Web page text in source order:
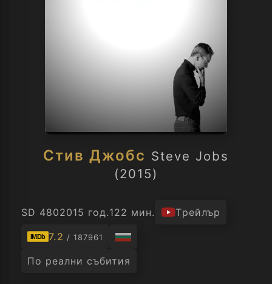
Стив Джобс Steve Jobs
(2015)
SD 4802015 год.122 мин. Трейлър
IMDb 7.2 / 187961
По реални събития